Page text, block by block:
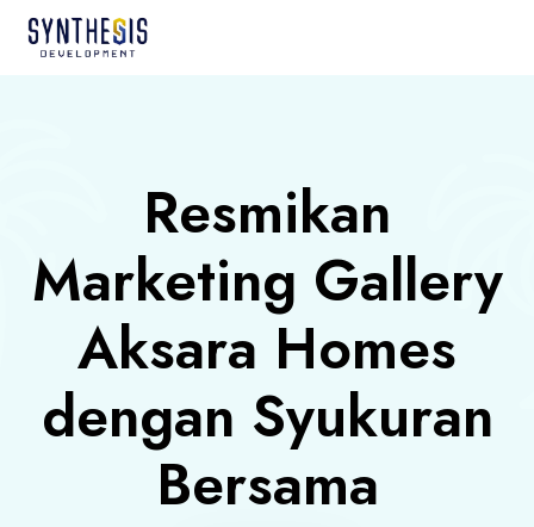
Resmikan
Marketing Gallery
Aksara Homes
dengan Syukuran
Bersama